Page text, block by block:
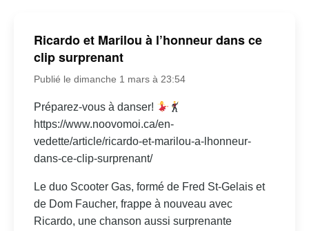
Ricardo et Marilou à l’honneur dans ce
clip surprenant
Publié le dimanche 1 mars à 23:54
Préparez-vous à danser!
https://www.noovomoi.ca/en-
vedette/article/ricardo-et-marilou-a-lhonneur-
dans-ce-clip-surprenant/
Le duo Scooter Gas, formé de Fred St-Gelais et
de Dom Faucher, frappe à nouveau avec
Ricardo, une chanson aussi surprenante